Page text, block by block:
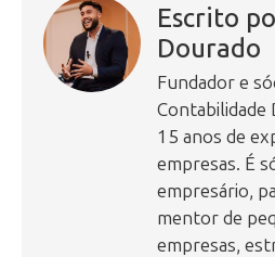
Escrito
Dourado
Fundador e
Contabilidade
15 anos de
empresas. É
empresário,
mentor de
empresas,